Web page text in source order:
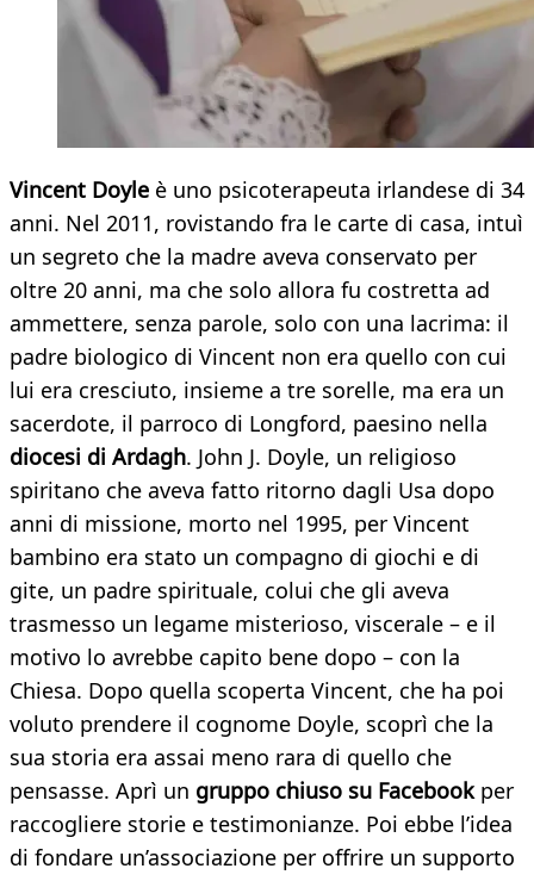
Vincent Doyle è uno psicoterapeuta irlandese di 34
anni. Nel 2011, rovistando fra le carte di casa, intuì
un segreto che la madre aveva conservato per
oltre 20 anni, ma che solo allora fu costretta ad
ammettere, senza parole, solo con una lacrima: il
padre biologico di Vincent non era quello con cui
lui era cresciuto, insieme a tre sorelle, ma era un
sacerdote, il parroco di Longford, paesino nella
diocesi di Ardagh. John J. Doyle, un religioso
spiritano che aveva fatto ritorno dagli Usa dopo
anni di missione, morto nel 1995, per Vincent
bambino era stato un compagno di giochi e di
gite, un padre spirituale, colui che gli aveva
trasmesso un legame misterioso, viscerale – e il
motivo lo avrebbe capito bene dopo – con la
Chiesa. Dopo quella scoperta Vincent, che ha poi
voluto prendere il cognome Doyle, scoprì che la
sua storia era assai meno rara di quello che
pensasse. Aprì un gruppo chiuso su Facebookper
raccogliere storie e testimonianze. Poi ebbe l’idea
di fondare un’associazione per offrire un supporto